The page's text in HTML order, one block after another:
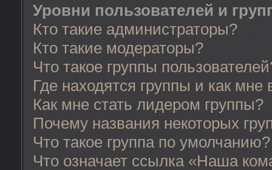
Уровни пользователей и
Кто такие администраторы?
Кто такие модераторы?
Что такое группы
Где находятся группы и как мне
Как мне стать лидером группы?
Почему названия некоторых
Что такое группа по умолчанию?
Что означает ссылка «Наша